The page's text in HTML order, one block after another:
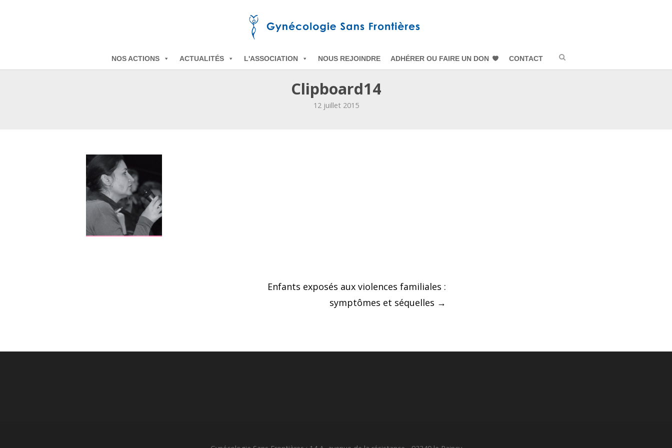
L'ASSOCIATION
NOS ACTIONS ACTUALITÉS NOUS REJOINDRE ADHÉRER OU FAIRE UN DON CONTACT
Clipboard14
12 juillet 2015
Enfants exposés aux violences familiales :
symptômes et séquelles →